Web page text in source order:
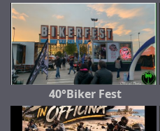
40°Biker Fest